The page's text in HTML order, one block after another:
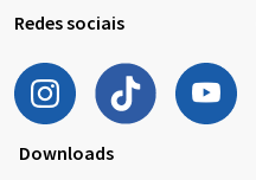
Redes sociais
Downloads